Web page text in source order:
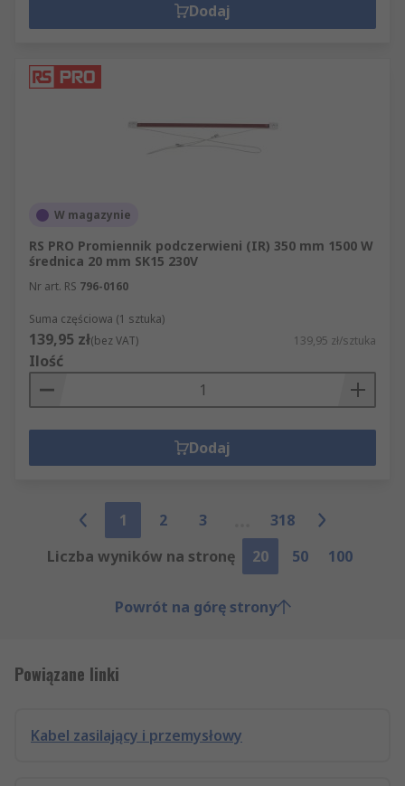
Dodaj
W magazynie
RS PRO Promiennik podczerwieni (IR) 350 mm 1500 W
średnica 20 mm SK15 230V
Nr art. RS 796-0160
Suma częściowa (1 sztuka)
139,95 zł(bez VAT) 139,95 zł/sztuka
Ilość
Dodaj
1 2 3
318
Liczba wyników na stronę
20 50 100
Powrót na górę strony
Powiązane linki
Kabel zasilający i przemysłowy